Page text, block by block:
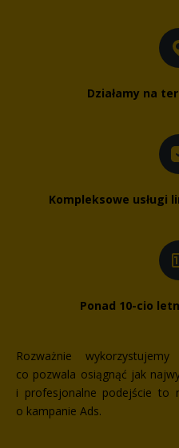
Działamy na
Kompleksowe usługi
Ponad 10-cio
Rozważnie
co pozwala osiągnąć jak
i profesjonalne podejście to
o kampanie Ads.